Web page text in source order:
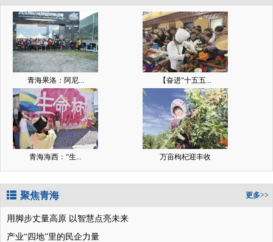
青海果洛：阿尼... 【奋进“十五五...
青海海西：“生... 万亩枸杞迎丰收
聚焦青海 更多>>
用脚步丈量高原 以智慧点亮未来
产业“四地”里的民企力量